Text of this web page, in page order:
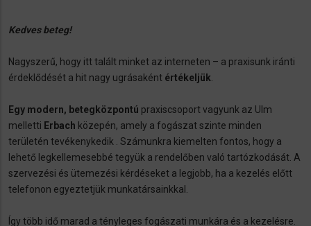
Kedves beteg!
Nagyszerű, hogy itt talált minket az interneten – a praxisunk iránti
érdeklődését a hit nagy ugrásaként értékeljük
Egy modern, betegközpontú praxiscsoport vagyunk az Ulm
melletti Erbach közepén, amely a fogászat szinte minden
területén tevékenykedik . Számunkra kiemelten fontos, hogy a
lehető legkellemesebbé tegyük a rendelőben való tartózkodását. A
szervezési és ütemezési kérdéseket a legjobb, ha a kezelés előtt
telefonon egyeztetjük munkatársainkkal.
Így több idő marad a tényleges fogászati ​​munkára és a kezelésre.